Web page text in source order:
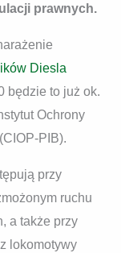
prawnych.
Diesla
będzie to już ok.
Ochrony
PIB).
przy
ruchu
a także przy
lokomotywy